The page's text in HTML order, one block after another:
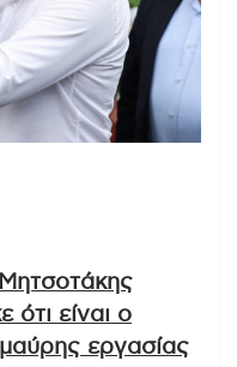
είναι ο
εργασίας